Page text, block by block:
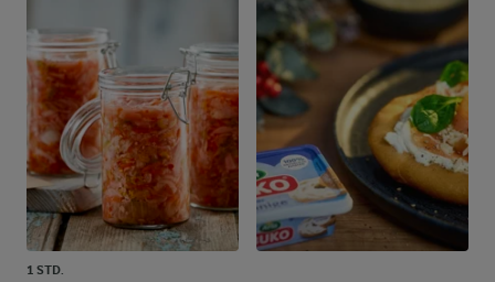
1 STD.